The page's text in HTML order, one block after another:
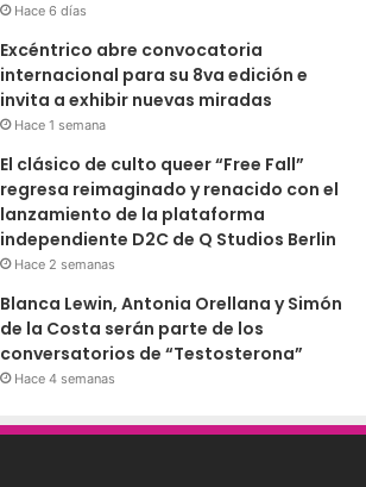
Hace 6 días
Excéntrico abre convocatoria
internacional para su 8va edición e
invita a exhibir nuevas miradas
Hace 1 semana
El clásico de culto queer “Free Fall”
regresa reimaginado y renacido con el
lanzamiento de la plataforma
independiente D2C de Q Studios Berlin
Hace 2 semanas
Blanca Lewin, Antonia Orellana y Simón
de la Costa serán parte de los
conversatorios de “Testosterona”
Hace 4 semanas